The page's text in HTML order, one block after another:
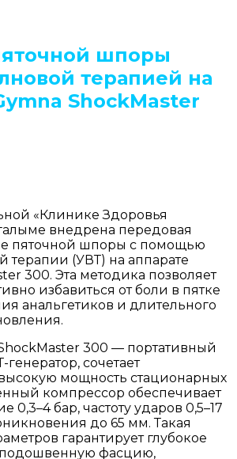
шпоры
терапией на
ShockMaster
«Клинике Здоровья
внедрена передовая
пяточной шпоры с помощью
терапии (УВТ) на аппарате
300. Эта методика позволяет
избавиться от боли в пятке
анальгетиков и длительного
300 — портативный
сочетает
мощность стационарных
компрессор обеспечивает
0,3–4 бар, частоту ударов 0,5–17
до 65 мм. Такая
гарантирует глубокое
подошвенную фасцию,